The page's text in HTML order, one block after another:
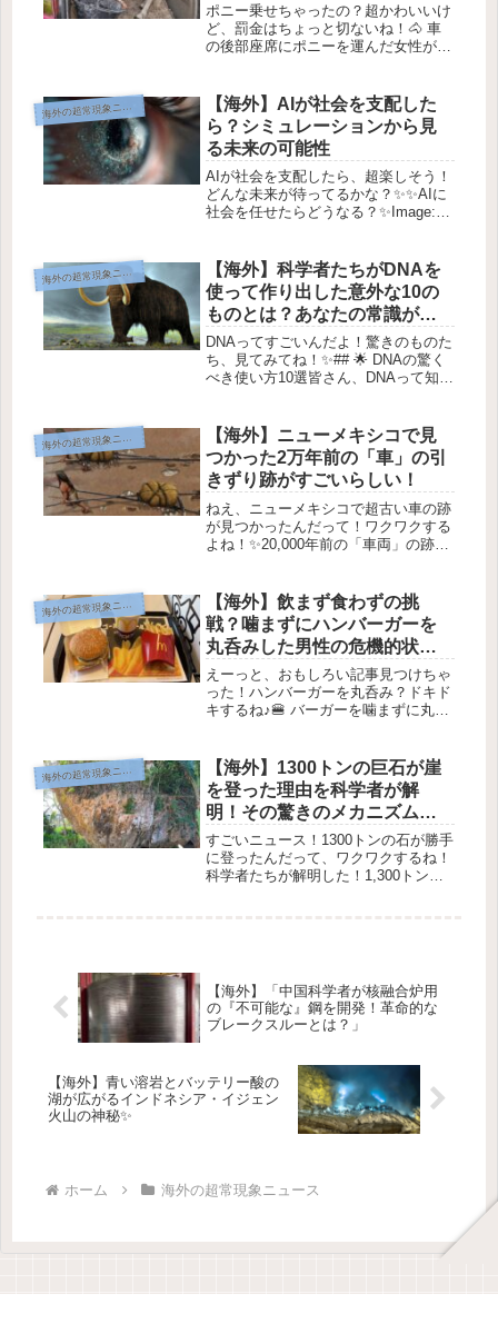
ポニー乗せちゃったの？超かわいいけ
ど、罰金はちょっと切ないね！🐴 車
の後部座席にポニーを運んだ女性が罰
れない事件が起きました。ある女性
が、ピンクの車の後部座席にポニー
を...
海
外の超常現象ニュース
【海外】AIが社会を支配した
ら？シミュレーションから見
る未来の可能性
AIが社会を支配したら、超楽しそう！
どんな未来が待ってるかな？✨✨AIに
社会を任せたらどうなる？✨Image:
ると思う？🤔映画や本では、AIが...
海
外の超常現象ニュース
【海外】科学者たちがDNAを
使って作り出した意外な10の
ものとは？あなたの常識が覆
る！
DNAってすごいんだよ！驚きのものた
ち、見てみてね！✨## 🌟 DNAの驚く
べき使い方10選皆さん、DNAって知っ
以上のことができるみたい！🧬 ここ
では、DNAを使った信じ...
海
外の超常現象ニュース
【海外】ニューメキシコで見
つかった2万年前の「車」の引
きずり跡がすごいらしい！
ねえ、ニューメキシコで超古い車の跡
が見つかったんだって！ワクワクする
よね！✨20,000年前の「車両」の跡が
面白いニュースを見つけたから、シェ
アしたくて仕方ないの。なんと、...
海
外の超常現象ニュース
【海外】飲まず食わずの挑
戦？噛まずにハンバーガーを
丸呑みした男性の危機的状況
とは
えーっと、おもしろい記事見つけちゃ
った！ハンバーガーを丸呑み？ドキド
キするね♪🍔 バーガーを噛まずに丸呑
を取ろうとして噛まずにバーガーを丸
ごと飲み込むという信じられな...
海
外の超常現象ニュース
【海外】1300トンの巨石が崖
を登った理由を科学者が解
明！その驚きのメカニズムと
は？
すごいニュース！1300トンの石が勝手
に登ったんだって、ワクワクするね！
科学者たちが解明した！1,300トンの
【海外】「中国科学者が核融合炉用
の『不可能な』鋼を開発！革命的な
ブレークスルーとは？」
【海外】青い溶岩とバッテリー酸の
湖が広がるインドネシア・イジェン
火山の神秘✨
ホーム 海外の超常現象ニュース